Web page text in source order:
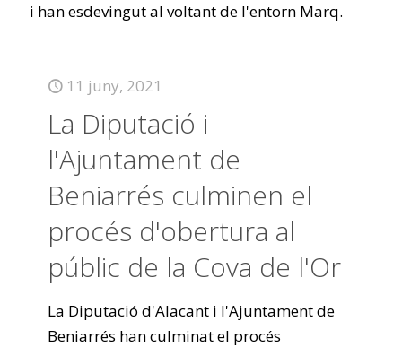
i han esdevingut al voltant de l'entorn Marq.
11 juny, 2021
La Diputació i
l'Ajuntament de
Beniarrés culminen el
procés d'obertura al
públic de la Cova de l'Or
La Diputació d'Alacant i l'Ajuntament de
Beniarrés han culminat el procés